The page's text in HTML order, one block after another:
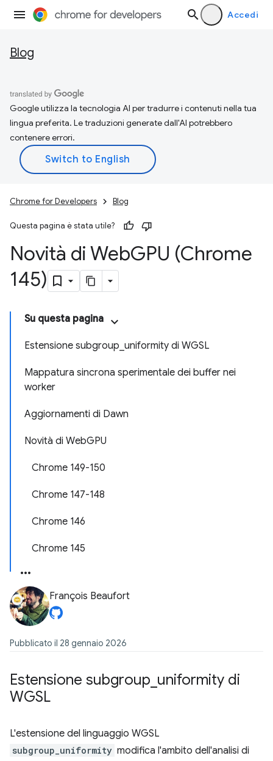
Accedi
Blog
Google utilizza la tecnologia AI per tradurre i contenuti nella tua
lingua preferita. Le traduzioni generate dall'AI potrebbero
contenere errori.
Chrome for Developers Blog
Questa pagina è stata utile?
Novità di WebGPU (Chrome
145)
Su questa pagina
Estensione subgroup_uniformity di WGSL
Mappatura sincrona sperimentale dei buffer nei
worker
Aggiornamenti di Dawn
Novità di WebGPU
Chrome 149-150
Chrome 147-148
Chrome 146
Chrome 145
François Beaufort
Pubblicato il 28 gennaio 2026
Estensione subgroup uniformity di
WGSL
L'estensione del linguaggio WGSL
subgroup_uniformity modifica l'ambito dell'analisi di